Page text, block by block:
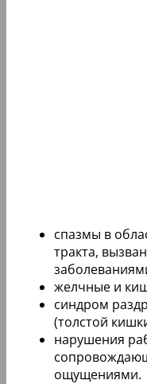
спазмы в
тракта,
желчные и
синдром
(толстой
нарушения
ощущениями.